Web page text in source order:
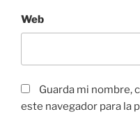
Web
Guarda mi nombre,
este navegador para la